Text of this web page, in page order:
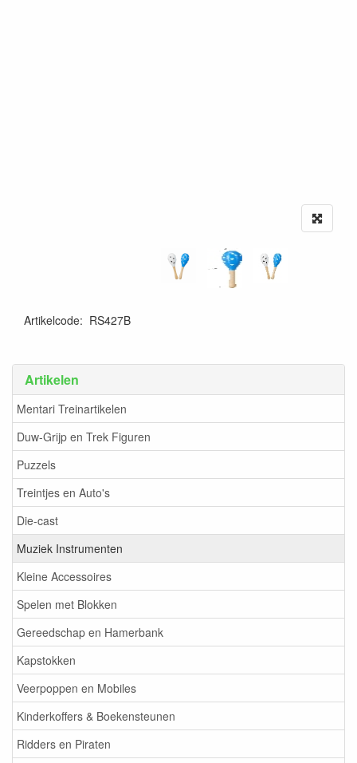
Artikelen
Mentari Treinartikelen
Duw-Grijp en Trek Figuren
Puzzels
Treintjes en Auto's
Die-cast
Muziek Instrumenten
Kleine Accessoires
Spelen met Blokken
Gereedschap en Hamerbank
Kapstokken
Veerpoppen en Mobiles
Kinderkoffers & Boekensteunen
Ridders en Piraten
Artikelcode: RS427B